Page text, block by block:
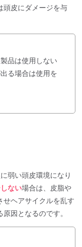
頭皮にダメージを与
品は使用しない
る場合は使用を
弱い頭皮環境になり
ない場合は、皮脂や
ヘアサイクルを乱す
因となるのです。